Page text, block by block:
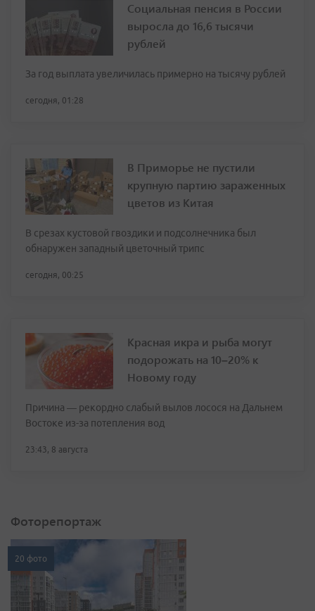
Социальная пенсия в России
выросла до 16,6 тысячи
рублей
За год выплата увеличилась примерно на тысячу рублей
сегодня, 01:28
В Приморье не пустили
крупную партию зараженных
цветов из Китая
В срезах кустовой гвоздики и подсолнечника был
обнаружен западный цветочный трипс
сегодня, 00:25
Красная икра и рыба могут
подорожать на 10–20% к
Новому году
Причина — рекордно слабый вылов лосося на Дальнем
Востоке из-за потепления вод
23:43, 8 августа
Фоторепортаж
20 фото